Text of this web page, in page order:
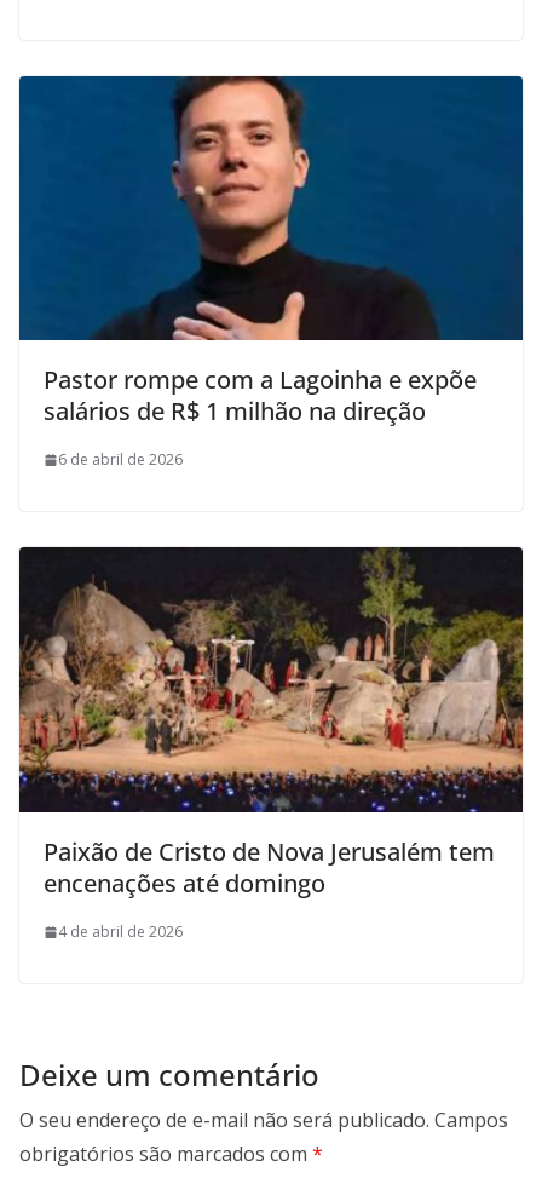
Pastor rompe com a Lagoinha e expõe
salários de R$ 1 milhão na direção
6 de abril de 2026
Paixão de Cristo de Nova Jerusalém tem
encenações até domingo
4 de abril de 2026
Deixe um comentário
O seu endereço de e-mail não será publicado. Campos
obrigatórios são marcados com *